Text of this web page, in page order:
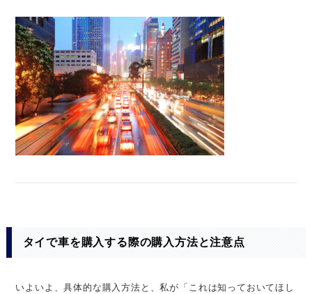
タイで車を購入する際の購入方法と注意点
いよいよ、具体的な購入方法と、私が「これは知っておいてほし